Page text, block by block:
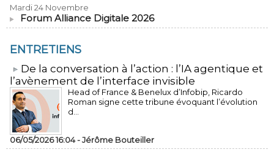
Mardi 24 Novembre
Forum Alliance Digitale 2026
ENTRETIENS
​De la conversation à l’action : l’IA agentique et
l’avènement de l’interface invisible
Head of France & Benelux d’Infobip, Ricardo
Roman signe cette tribune évoquant l’évolution
d...
06/05/2026 16:04 -Jérôme Bouteiller